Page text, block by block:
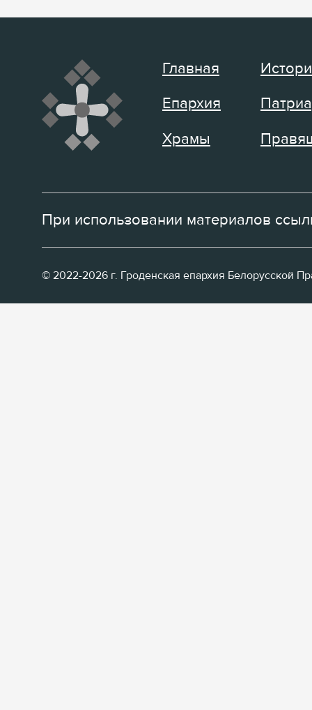
Главная
Епархия
Храмы
При использовании материалов
© 2022-2026 г. Гроденская епархия Белорусской